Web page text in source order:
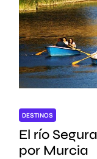
DESTINOS
El río
por Murcia